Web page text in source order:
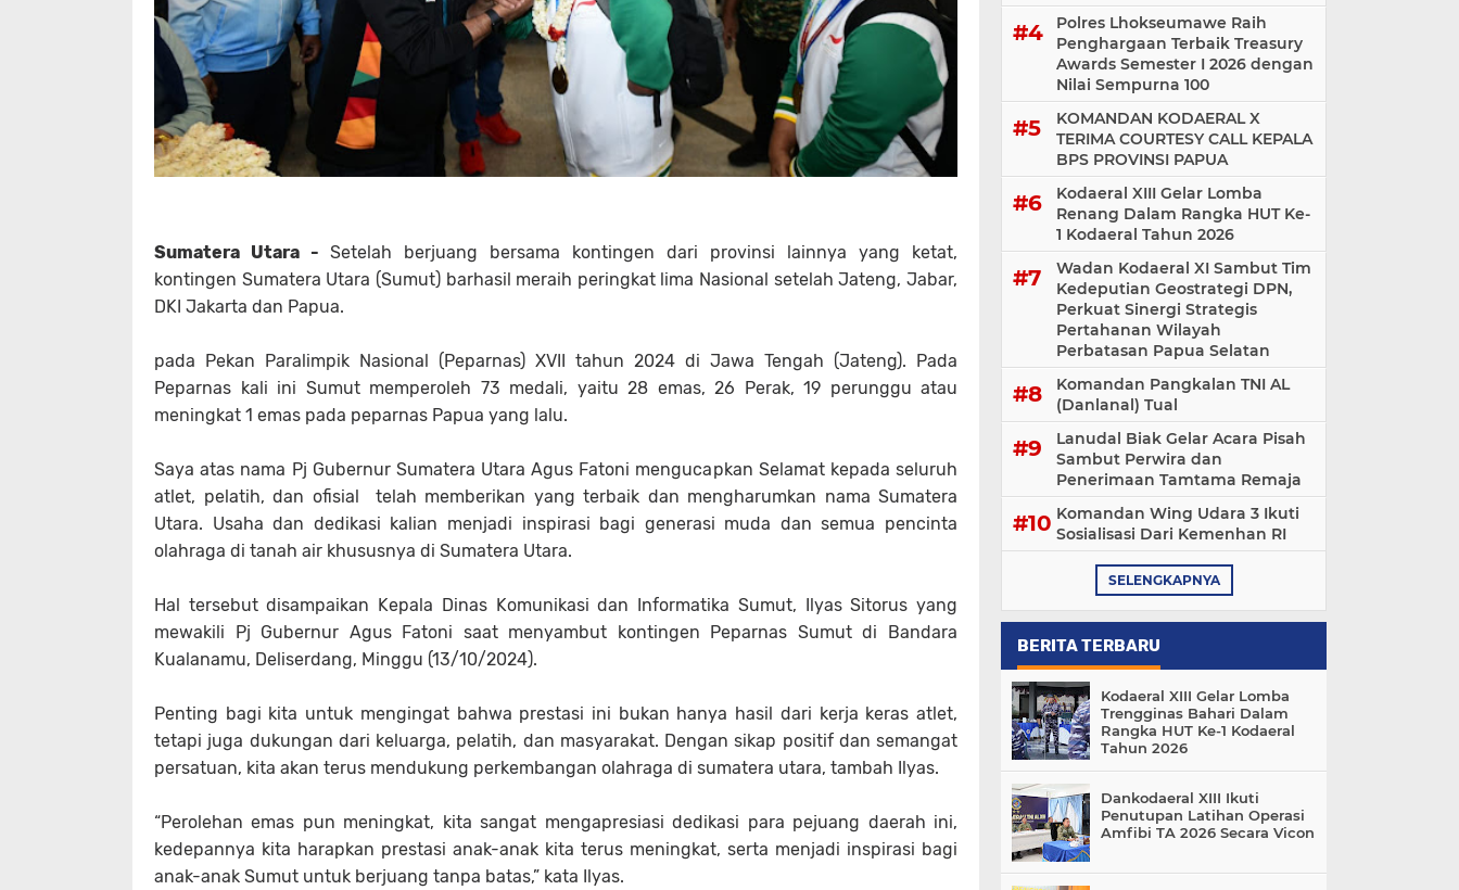
Sumatera Utara - Setelah berjuang bersama kontingen dari provinsi lainnya yang ketat,
kontingen Sumatera Utara (Sumut) barhasil meraih peringkat lima Nasional setelah Jateng, Jabar,
DKI Jakarta dan Papua.
pada Pekan Paralimpik Nasional (Peparnas) XVII tahun 2024 di Jawa Tengah (Jateng). Pada
Peparnas kali ini Sumut memperoleh 73 medali, yaitu 28 emas, 26 Perak, 19 perunggu atau
meningkat 1 emas pada peparnas Papua yang lalu.
Saya atas nama Pj Gubernur Sumatera Utara Agus Fatoni mengucapkan Selamat kepada seluruh
atlet, pelatih, dan ofisial telah memberikan yang terbaik dan mengharumkan nama Sumatera
Utara. Usaha dan dedikasi kalian menjadi inspirasi bagi generasi muda dan semua pencinta
olahraga di tanah air khususnya di Sumatera Utara.
Hal tersebut disampaikan Kepala Dinas Komunikasi dan Informatika Sumut, Ilyas Sitorus yang
mewakili Pj Gubernur Agus Fatoni saat menyambut kontingen Peparnas Sumut di Bandara
Kualanamu, Deliserdang, Minggu (13/10/2024).
Penting bagi kita untuk mengingat bahwa prestasi ini bukan hanya hasil dari kerja keras atlet,
tetapi juga dukungan dari keluarga, pelatih, dan masyarakat. Dengan sikap positif dan semangat
persatuan, kita akan terus mendukung perkembangan olahraga di sumatera utara, tambah Ilyas.
“Perolehan emas pun meningkat, kita sangat mengapresiasi dedikasi para pejuang daerah ini,
kedepannya kita harapkan prestasi anak-anak kita terus meningkat, serta menjadi inspirasi bagi
anak-anak Sumut untuk berjuang tanpa batas,” kata Ilyas.
Polres Lhokseumawe Raih
Penghargaan Terbaik Treasury
Awards Semester I 2026 dengan
Nilai Sempurna 100
KOMANDAN KODAERAL X
TERIMA COURTESY CALL KEPALA
BPS PROVINSI PAPUA
Kodaeral XIII Gelar Lomba
Renang Dalam Rangka HUT Ke-
1 Kodaeral Tahun 2026
Wadan Kodaeral XI Sambut Tim
Kedeputian Geostrategi DPN,
Perkuat Sinergi Strategis
Pertahanan Wilayah
Perbatasan Papua Selatan
Komandan Pangkalan TNI AL
(Danlanal) Tual
Lanudal Biak Gelar Acara Pisah
Sambut Perwira dan
Penerimaan Tamtama Remaja
Komandan Wing Udara 3 Ikuti
Sosialisasi ‎Dari Kemenhan RI
SELENGKAPNYA
BERITA TERBARU
Kodaeral XIII Gelar Lomba
Trengginas Bahari Dalam
Rangka HUT Ke-1 Kodaeral
Tahun 2026
Dankodaeral XIII Ikuti
Penutupan Latihan Operasi
Amfibi TA 2026 Secara Vicon